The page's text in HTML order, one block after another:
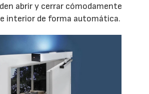
abrir y cerrar cómodamente
interior de forma automática.